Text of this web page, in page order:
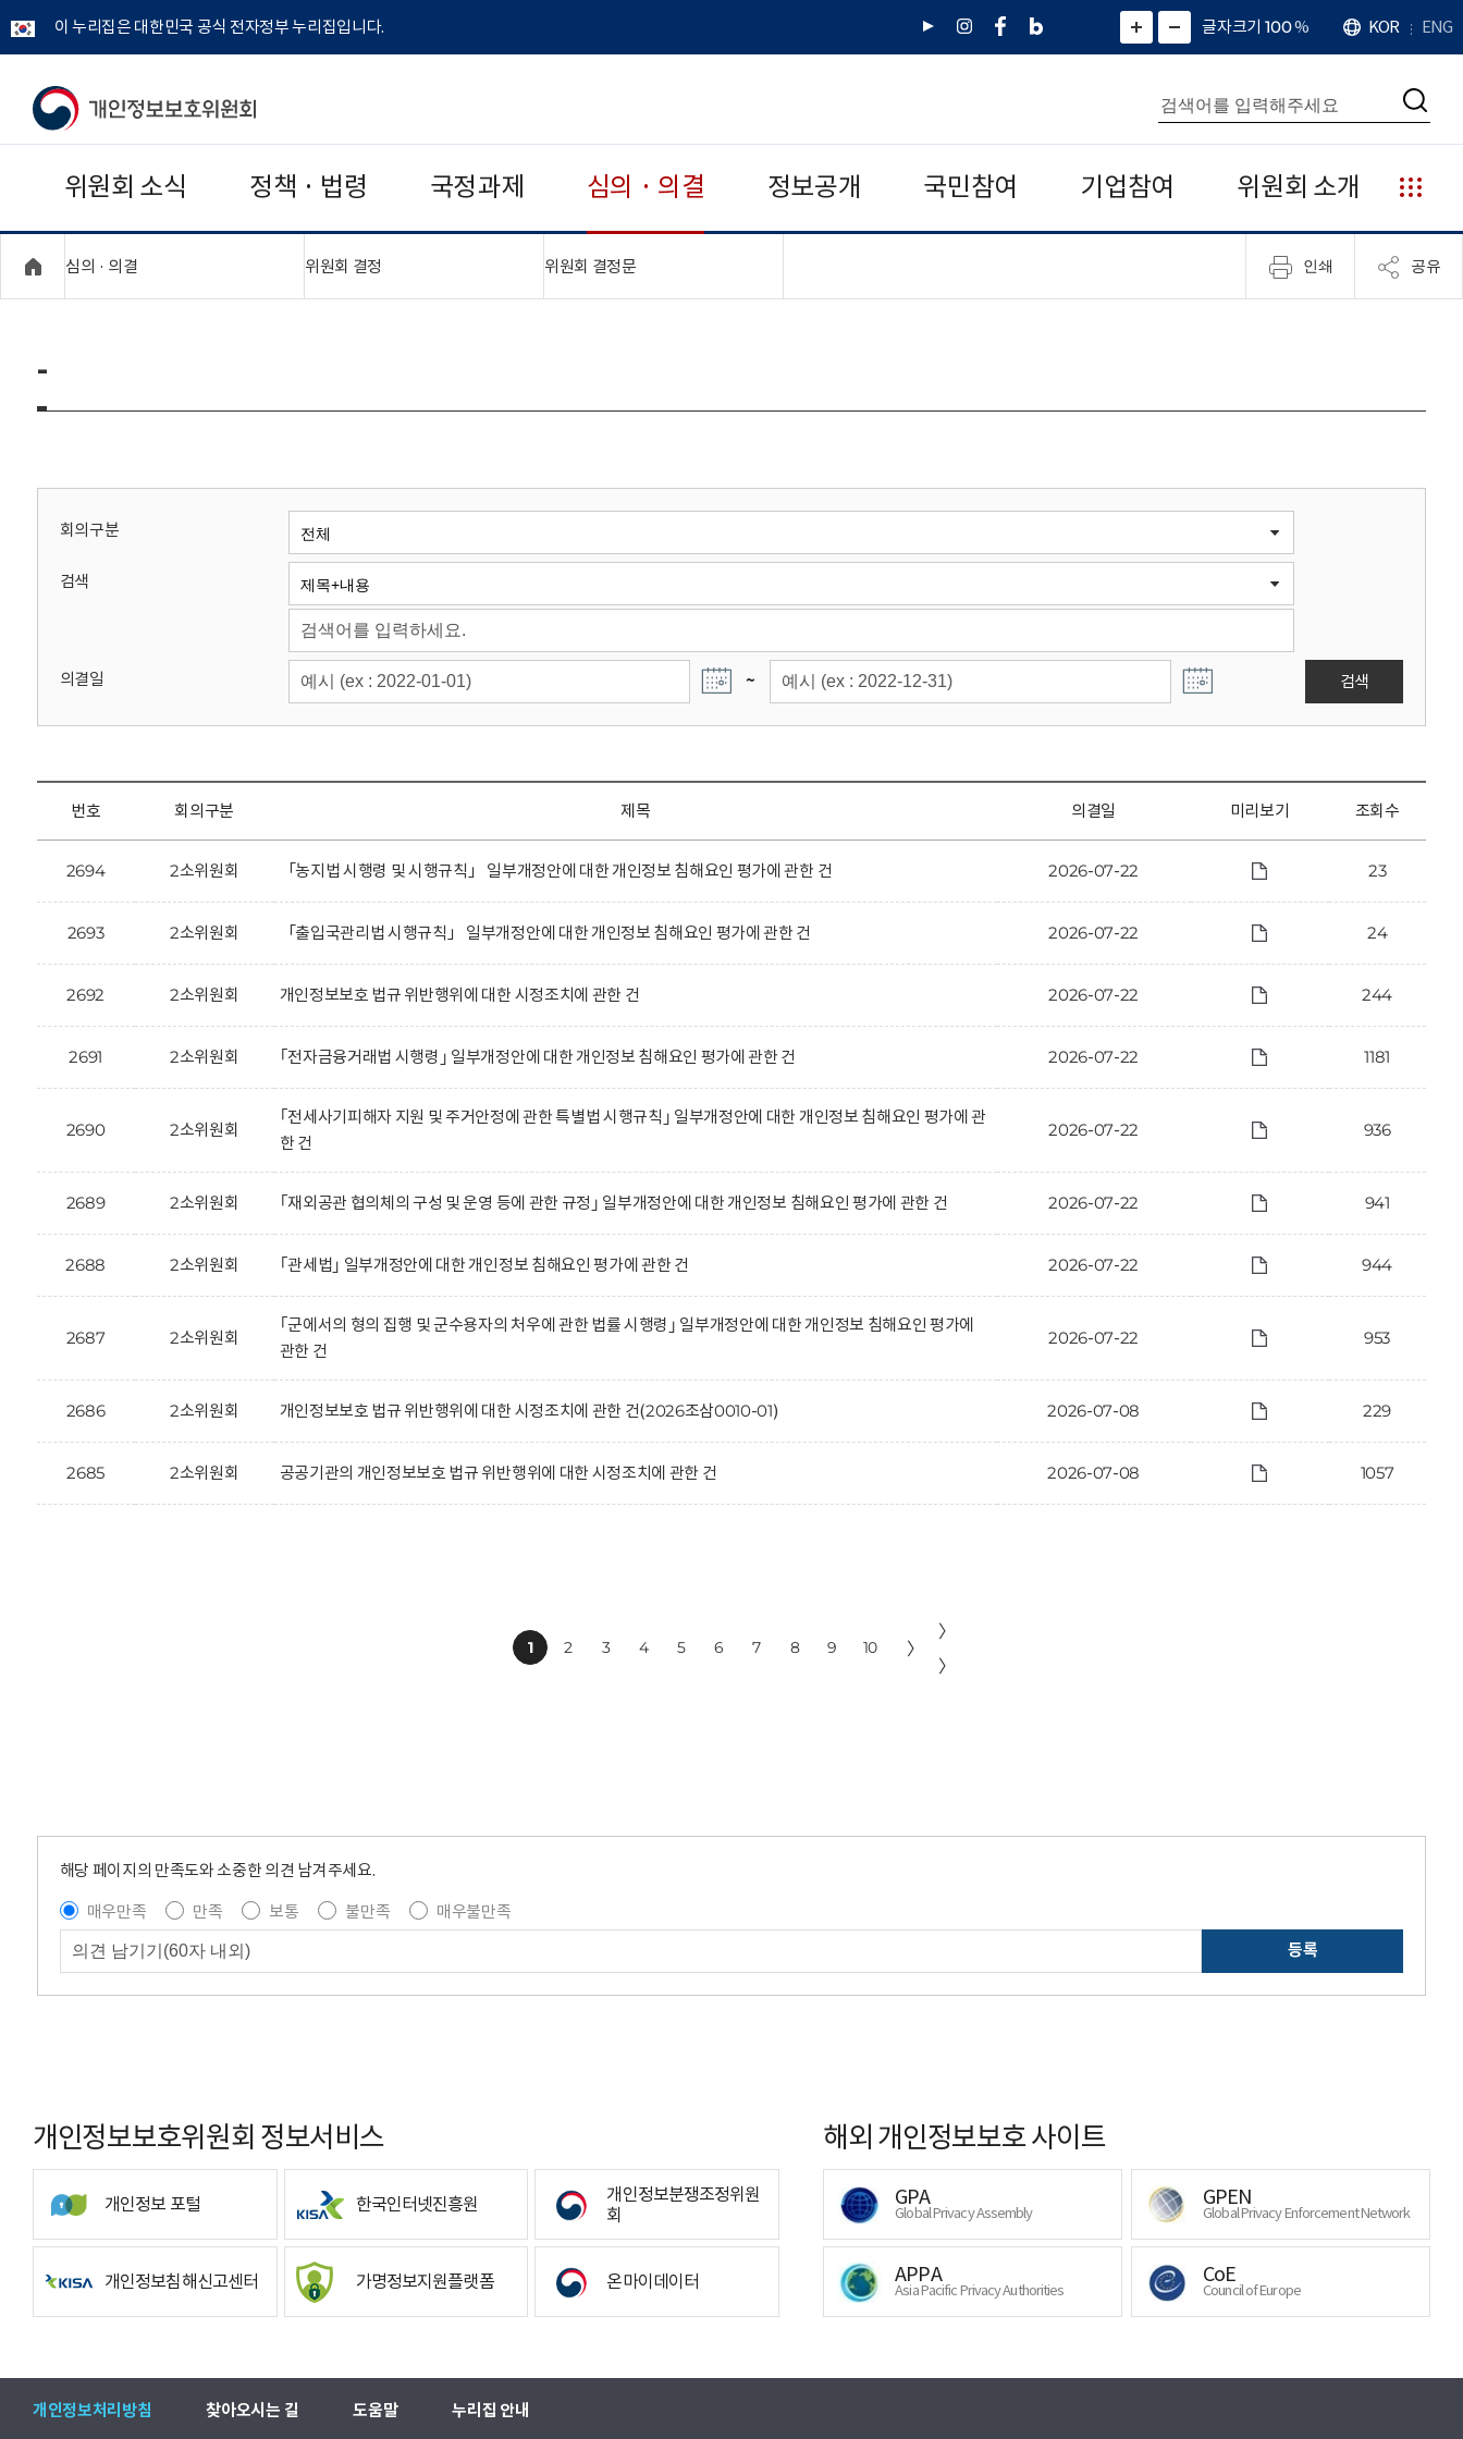
이 누리집은 대한민국 공식 전자정부 누리집입니다.
유
인
페
네
그
)
화
면
면
소
확
대
치
글자크기 100%
언
어
KOR ENG
개
보
보
위
회
통
합
검
색
검
위원회 소식 정책 · 법령 국정과제 심의 · 의결 정보공개 국민참여 기업참여 위원회 소개
누
리
집
안
심의 · 의결 위원회 결정 위원회 결정문"접기,펼치기" 인쇄 공유
-
회의구분
검색
의결일 ~ 검색
번호 회의구분 제목 의결일 미리보기 조회수
2694 2소위원회 「농지법 시행령 및 시행규칙」 일부개정안에 대한 개인정보 침해요인 평가에 관한 건 2026-07-22 23
2693 2소위원회 「출입국관리법 시행규칙」 일부개정안에 대한 개인정보 침해요인 평가에 관한 건 2026-07-22 24
2692 2소위원회 개인정보보호 법규 위반행위에 대한 시정조치에 관한 건 2026-07-22 244
2691 2소위원회 ｢전자금융거래법 시행령｣ 일부개정안에 대한 개인정보 침해요인 평가에 관한 건 2026-07-22 1181
2690 2소위원회
｢전세사기피해자 지원 및 주거안정에 관한 특별법 시행규칙｣ 일부개정안에 대한 개인정보 침해요인 평가에 관
한 건
2026-07-22 936
2689 2소위원회 ｢재외공관 협의체의 구성 및 운영 등에 관한 규정｣ 일부개정안에 대한 개인정보 침해요인 평가에 관한 건 2026-07-22 941
2688 2소위원회 ｢관세법｣ 일부개정안에 대한 개인정보 침해요인 평가에 관한 건 2026-07-22 944
2687 2소위원회
｢군에서의 형의 집행 및 군수용자의 처우에 관한 법률 시행령｣ 일부개정안에 대한 개인정보 침해요인 평가에
관한 건
2026-07-22 953
2686 2소위원회 개인정보보호 법규 위반행위에 대한 시정조치에 관한 건(2026조삼0010-01) 2026-07-08 229
2685 2소위원회 공공기관의 개인정보보호 법규 위반행위에 대한 시정조치에 관한 건 2026-07-08 1057
1 2 3 4 5 6 7 8 9 10 〉
〉
〉
해당 페이지의 만족도와 소중한 의견 남겨주세요.
매우만족
만족 보통 불만족
매우불만족
등록
개인정보보호위원회 정보서비스
개인정보 포털 한국인터넷진흥원
개인정보분쟁조정위원
회
개인정보침해신고센터 가명정보지원플랫폼 온마이데이터
해외 개인정보보호 사이트
GPA
Global Privacy Assembly
GPEN
Global Privacy Enforcement Network
APPA
Asia Pacific Privacy Authorities
CoE
Council of Europe
개인정보처리방침 찾아오시는 길 도움말 누리집 안내